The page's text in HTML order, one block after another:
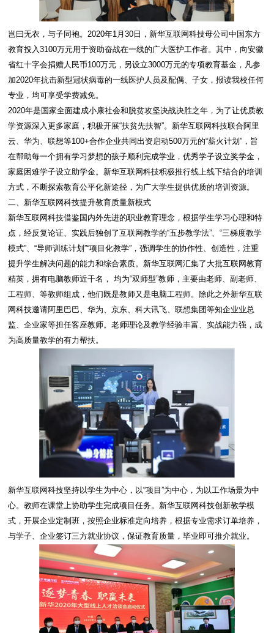
岂曰无衣，与子同袍。2020年1月30日，新华互联网科技母公司中国东方
教育投入3100万元用于资助奋战在一线的广大医护工作者。其中，向安徽
省红十字会捐赠人民币100万元，另设立3000万元的专项教育基金，凡参
加2020年抗击新型冠状病毒的一线医护人员及配偶、子女，报读我校任何
专业，均可享受学费减免。
2020年是国家全面建成小康社会和脱贫攻坚决战决胜之年，为了让优质教
学资源深入更多家庭，积极开展“扶贫先扶智”。新华互联网科技联合阿里
云、华为、联想等100+合作企业共同出资启动500万元的“薪火计划”，旨
在帮助每一个拥有学习梦想的孩子顺利完成学业，优秀学子设立奖学金，
家庭困难学子设立助学金。新华互联网科技积极推行线上线下结合的培训
方式，不断探索教育公平化新途径，为广大学生提供优质的培训资源。
二、新华互联网科技提升教育质量新模式
新华互联网科技借鉴国内外先进的职业教育理念，根据学生学习心理和特
点，经反复论证、实践后独创了互联网教学的“五步教学法”、“三梯度教学
模式”、“导师训练计划”“项目化教学”，强调学生的协作性、创造性，注重
提升学生解决问题的能力和综合素质。新华互联网汇集了大批互联网教育
精英，拥有电脑教师近千名， 均为“双师型”教师，主要由老师、副老师、
工程师、等教师组成，他们既是教师又是电脑工程师。除此之外新华互联
网科技邀请阿里巴巴、华为、京东、科大讯飞、联想集团等知企业业总
监、企业家等担任客座教师。老师理论及教学经验丰富、实战能力强，成
为高质量教学的有力帮扶。
新华互联网科技坚持以学生为中心，以“项目”为中心，为以工作场景为中
心。教师在课堂上协助学生完成项目任务。新华互联网科技创新教学模
式，开展企业定制班，按照企业标准定向培养，根据专业需求订单培养，
与学子、企业签订三方就业协议，保证教育质量，毕业即可推介就业。